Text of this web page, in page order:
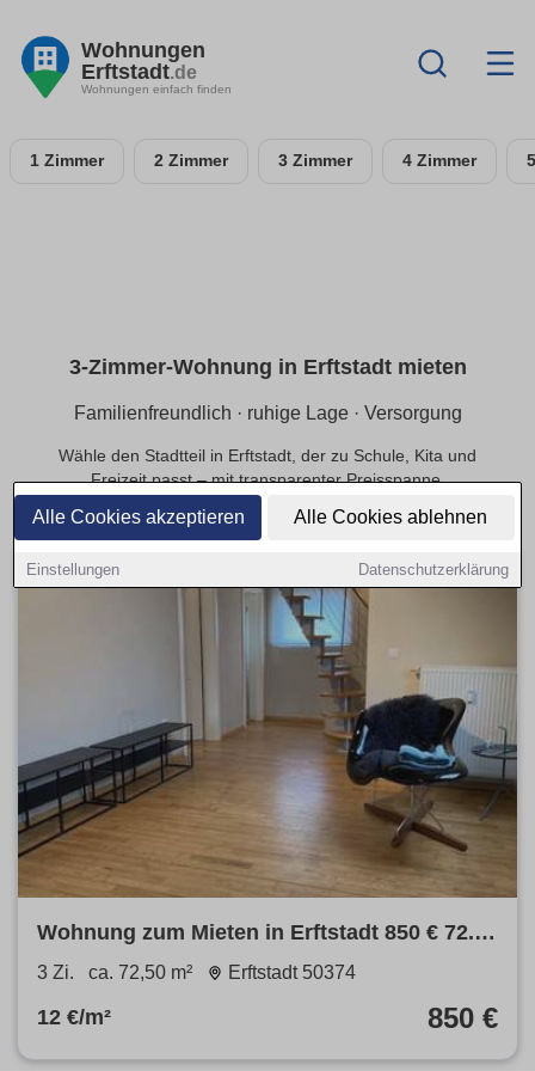
Alle Cookies akzeptieren Alle Cookies ablehnen
Einstellungen Datenschutzerklärung
Wohnungen
Erftstadt.de
Wohnungen einfach finden
1 Zimmer 2 Zimmer 3 Zimmer 4 Zimmer
3-Zimmer-Wohnung in Erftstadt mieten
Familienfreundlich · ruhige Lage · Versorgung
Wähle den Stadtteil in Erftstadt, der zu Schule, Kita und
Freizeit passt – mit transparenter Preisspanne.
Wohnung zum Mieten in Erftstadt 850 € 72.5
m²
3 Zi. ca. 72,50 m² Erftstadt 50374
12 €/m² 850 €